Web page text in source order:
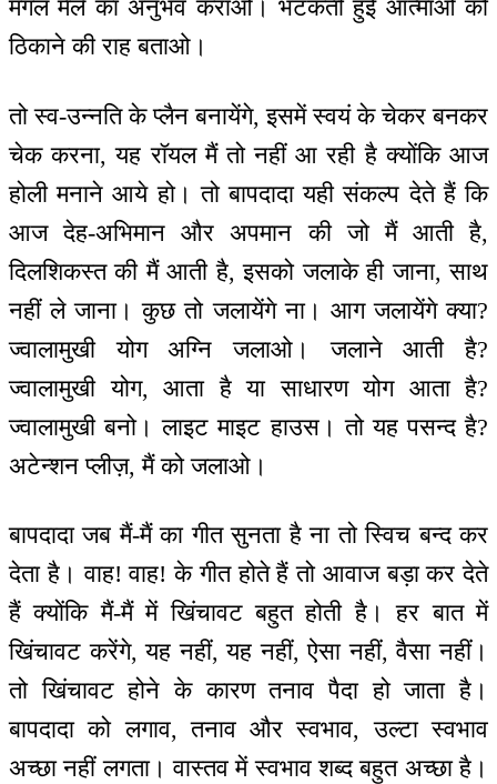
मंगल मेले का अनुभव कराओ। भटकती हुई आत्माओं को
ठिकाने की राह बताओ।
तो स्व-उन्नति के प्लैन बनायेंगे, इसमें स्वयं के चेकर बनकर
चेक करना, यह रॉयल मैं तो नहीं आ रही है क्योंकि आज
होली मनाने आये हो। तो बापदादा यही संकल्प देते हैं कि
आज देह-अभिमान और अपमान की जो मैं आती है,
दिलशिकस्त की मैं आती है, इसको जलाके ही जाना, साथ
नहीं ले जाना। कुछ तो जलायेंगे ना। आग जलायेंगे क्या?
ज्वालामुखी योग अग्नि जलाओ। जलाने आती है?
ज्वालामुखी योग, आता है या साधारण योग आता है?
ज्वालामुखी बनो। लाइट माइट हाउस। तो यह पसन्द है?
अटेन्शन प्लीज़, मैं को जलाओ।
बापदादा जब मैं-मैं का गीत सुनता है ना तो स्विच बन्द कर
देता है। वाह! वाह! के गीत होते हैं तो आवाज बड़ा कर देते
हैं क्योंकि मैं-मैं में खिंचावट बहुत होती है। हर बात में
खिंचावट करेंगे, यह नहीं, यह नहीं, ऐसा नहीं, वैसा नहीं।
तो खिंचावट होने के कारण तनाव पैदा हो जाता है।
बापदादा को लगाव, तनाव और स्वभाव, उल्टा स्वभाव
अच्छा नहीं लगता। वास्तव में स्वभाव शब्द बहुत अच्छा है।